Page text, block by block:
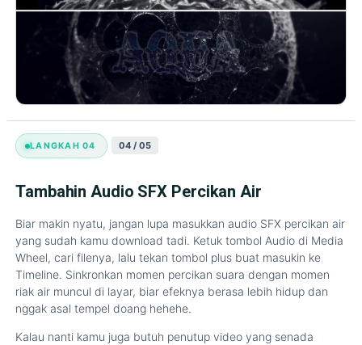
LANGKAH 04 04 / 05
Tambahin Audio SFX Percikan Air
Biar makin nyatu, jangan lupa masukkan audio SFX percikan air
yang sudah kamu download tadi. Ketuk tombol Audio di Media
Wheel, cari filenya, lalu tekan tombol plus buat masukin ke
Timeline. Sinkronkan momen percikan suara dengan momen
riak air muncul di layar, biar efeknya berasa lebih hidup dan
nggak asal tempel doang hehehe.
Kalau nanti kamu juga butuh penutup video yang senada